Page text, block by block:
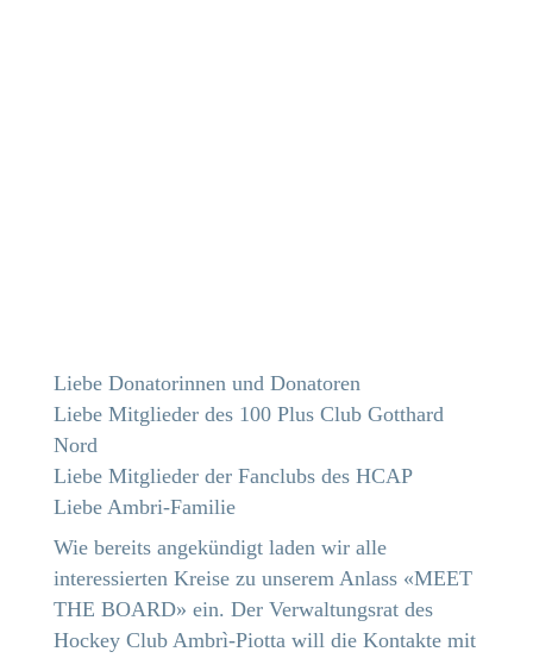
Liebe Donatorinnen und Donatoren
Liebe Mitglieder des 100 Plus Club Gotthard
Nord
Liebe Mitglieder der Fanclubs des HCAP
Liebe Ambri-Familie
Wie bereits angekündigt laden wir alle
interessierten Kreise zu unserem Anlass «MEET
THE BOARD» ein. Der Verwaltungsrat des
Hockey Club Ambrì-Piotta will die Kontakte mit